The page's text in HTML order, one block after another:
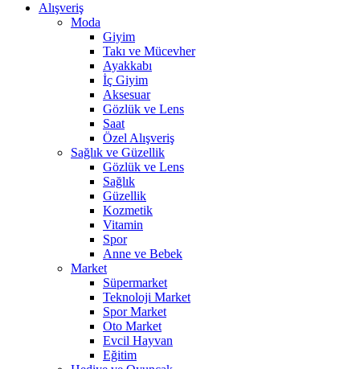
Alışveriş
Moda
Giyim
Takı ve Mücevher
Ayakkabı
İç Giyim
Aksesuar
Gözlük ve Lens
Saat
Özel Alışveriş
Sağlık ve Güzellik
Gözlük ve Lens
Sağlık
Güzellik
Kozmetik
Vitamin
Spor
Anne ve Bebek
Market
Süpermarket
Teknoloji Market
Spor Market
Oto Market
Evcil Hayvan
Eğitim